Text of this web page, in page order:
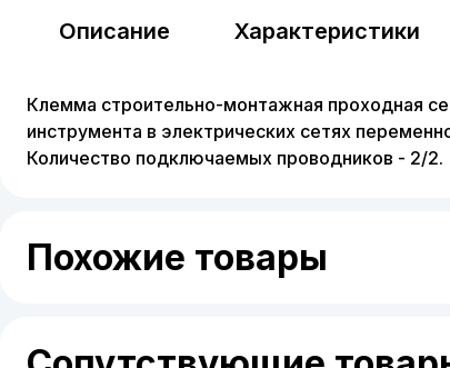
Описание Характеристики
Клемма строительно-монтажная проходная
инструмента в электрических сетях
Количество подключаемых проводников - 2/2.
Похожие товары